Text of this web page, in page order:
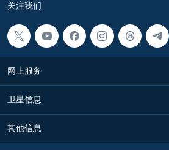
重要讲话与声明
台海两岸关系
南中国海争端
关注新疆
GEN Z 看美国
其他语言网站
关注我们
网上服务
卫星信息
其他信息